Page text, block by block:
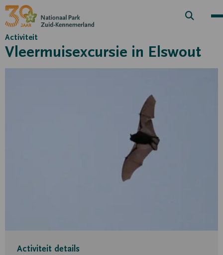
Zoek
Activiteit
Vleermuisexcursie in Elswout
Activiteit details